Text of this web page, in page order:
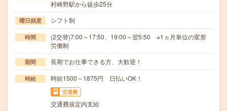
村崎野駅から徒歩25分
曜日頻度 シフト制
時間
(2交替)7:00～17:50、19:00～翌5:50 ※1ヵ月単位の変形
労働制
期間 長期でお仕事できる方、大歓迎！
時給 時給1500～1875円 日払いOK！
交通費
交通費規定内支給